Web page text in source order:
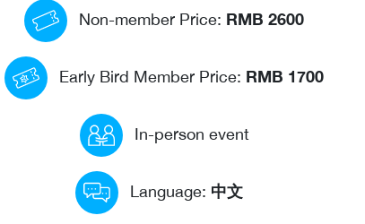
Non-member Price: RMB 2600
Early Bird Member Price: RMB 1700
In-person event
Language: 中文